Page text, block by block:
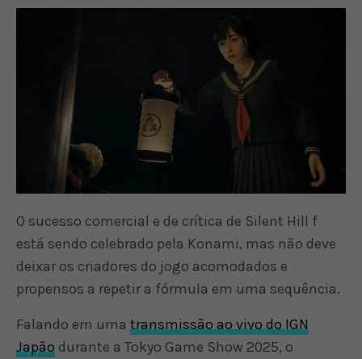
O sucesso comercial e de crítica de Silent Hill f
está sendo celebrado pela Konami, mas não deve
deixar os criadores do jogo acomodados e
propensos a repetir a fórmula em uma sequência.
Falando em umatransmissão ao vivo do IGN
Japão durante a Tokyo Game Show 2025, o